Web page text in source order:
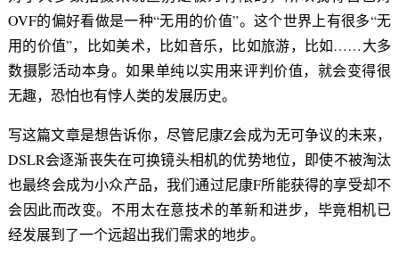
OVF的偏好看做是一种“无用的价值”。这个世界上有很多“无
用的价值”，比如美术，比如音乐，比如旅游，比如……大多
数摄影活动本身。如果单纯以实用来评判价值，就会变得很
无趣，恐怕也有悖人类的发展历史。
写这篇文章是想告诉你，尽管尼康Z会成为无可争议的未来，
DSLR会逐渐丧失在可换镜头相机的优势地位，即使不被淘汰
也最终会成为小众产品，我们通过尼康F所能获得的享受却不
会因此而改变。不用太在意技术的革新和进步，毕竟相机已
经发展到了一个远超出我们需求的地步。